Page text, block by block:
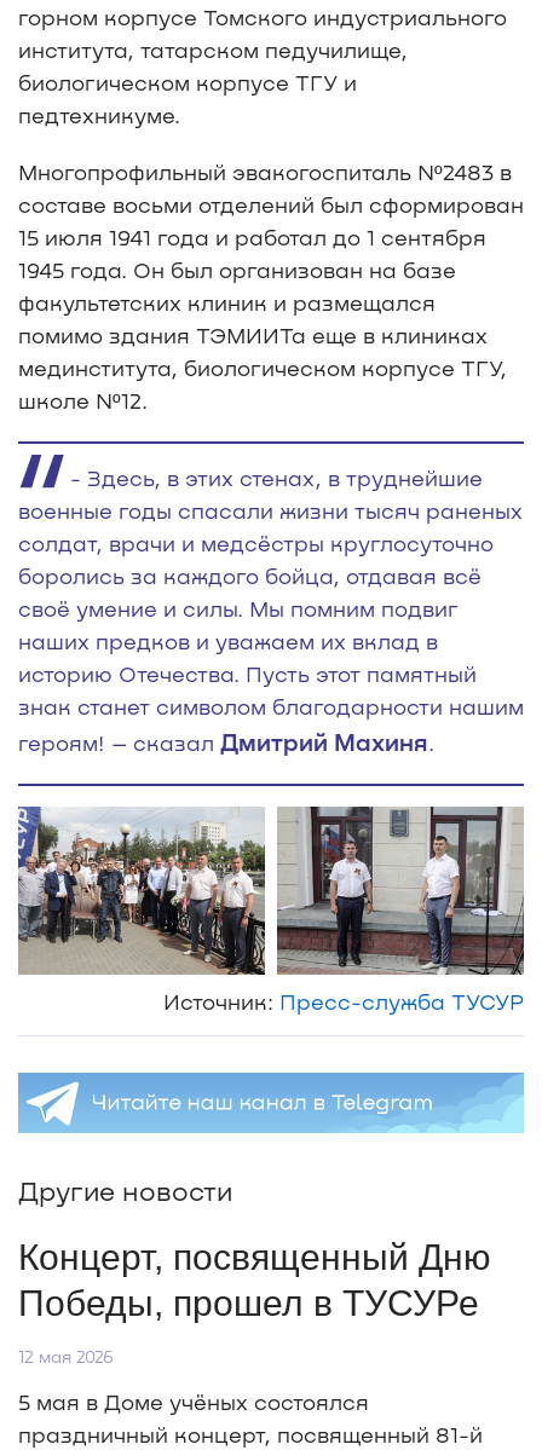
горном корпусе Томского индустриального
института, татарском педучилище,
биологическом корпусе ТГУ и
педтехникуме.
Многопрофильный эвакогоспиталь Nº2483 в
составе восьми отделений был сформирован
15 июля 1941 года и работал до 1 сентября
1945 года. Он был организован на базе
факультетских клиник и размещался
помимо здания ТЭМИИТа еще в клиниках
мединститута, биологическом корпусе ТГУ,
школе Nº12.
- Здесь, в этих стенах, в труднейшие
военные годы спасали жизни тысяч раненых
солдат, врачи и медсёстры круглосуточно
боролись за каждого бойца, отдавая всё
своё умение и силы. Мы помним подвиг
наших предков и уважаем их вклад в
историю Отечества. Пусть этот памятный
знак станет символом благодарности нашим
героям! – сказал Дмитрий Махиня.
Источник: Пресс-служба ТУСУР
Другие новости
Концерт, посвященный Дню
Победы, прошел в ТУСУРе
12 мая 2026
5 мая в Доме учёных состоялся
праздничный концерт, посвященный 81-й